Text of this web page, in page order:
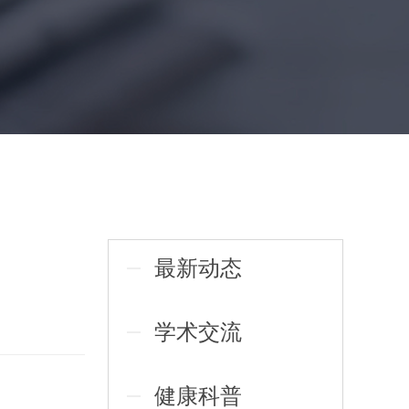
最新动态
学术交流
健康科普